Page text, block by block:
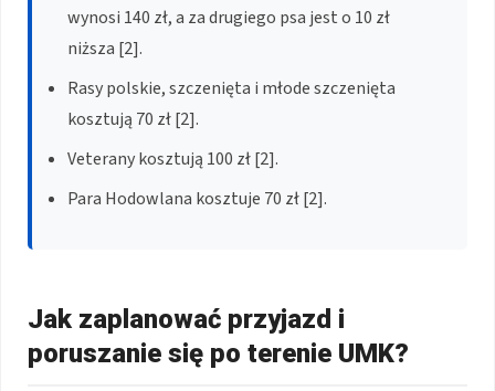
wynosi 140 zł, a za drugiego psa jest o 10 zł
niższa [2].
Rasy polskie, szczenięta i młode szczenięta
kosztują 70 zł [2].
Veterany kosztują 100 zł [2].
Para Hodowlana kosztuje 70 zł [2].
Jak zaplanować przyjazd i
poruszanie się po terenie UMK?